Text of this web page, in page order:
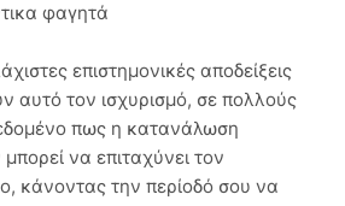
φαγητά
επιστημονικές αποδείξεις
αυτό τον ισχυρισμό, σε πολλούς
πως η κατανάλωση
να επιταχύνει τον
κάνοντας την περίοδό σου να